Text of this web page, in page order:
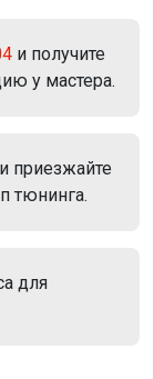
и получите
у мастера.
приезжайте
тюнинга.
для